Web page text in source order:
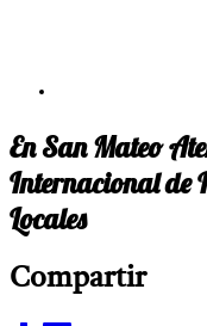
En San Mateo
Internacional de
Locales
Compartir